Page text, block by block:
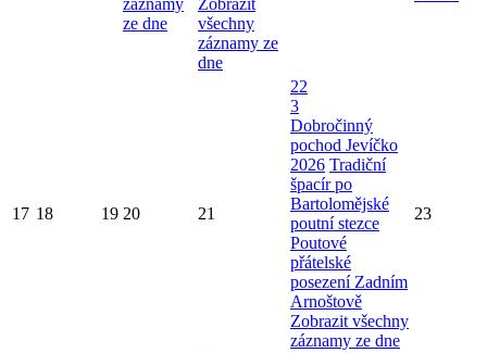
ze dne
všechny
záznamy ze
dne
17 18 19 20 21
22
3
Dobročinný
pochod Jevíčko
2026 Tradiční
špacír po
Bartolomějské
poutní stezce
Poutové
přátelské
posezení Zadním
Arnoštově
Zobrazit všechny
záznamy ze dne
23